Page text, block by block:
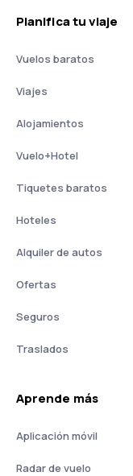
Planifica tu viaje
Vuelos baratos
Viajes
Alojamientos
Vuelo+Hotel
Tiquetes baratos
Hoteles
Alquiler de autos
Ofertas
Seguros
Traslados
Aprende más
Aplicación móvil
Radar de vuelo